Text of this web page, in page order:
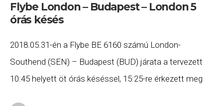
Flybe London – Budapest – London 5
órás késés
2018.05.31-én a Flybe BE 6160 számú London-
Southend (SEN) – Budapest (BUD) járata a tervezett
10:45 helyett öt órás késéssel, 15:25-re érkezett meg